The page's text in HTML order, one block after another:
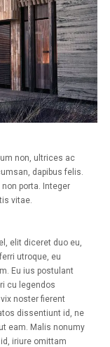
non, ultrices ac
dapibus felis.
porta. Integer
vitae.
elit diceret duo eu,
utroque, eu
Eu ius postulant
cu legendos
noster fierent
dissentiunt id, ne
eam. Malis nonumy
iriure omittam